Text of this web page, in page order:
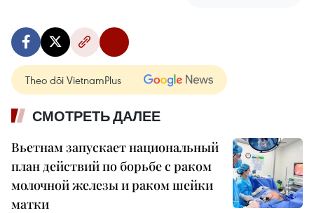
Theo dõi VietnamPlus
СМОТРЕТЬ ДАЛЕЕ
Вьетнам запускает национальный
план действий по борьбе с раком
молочной железы и раком шейки
матки